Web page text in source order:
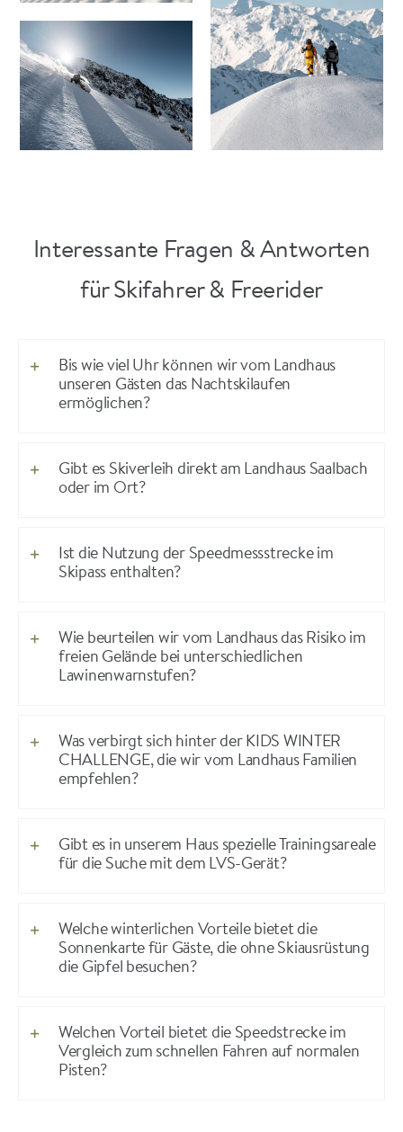
Interessante Fragen & Antworten
für Skifahrer & Freerider
Bis wie viel Uhr können wir vom Landhaus
unseren Gästen das Nachtskilaufen
ermöglichen?
Gibt es Skiverleih direkt am Landhaus Saalbach
oder im Ort?
Ist die Nutzung der Speedmessstrecke im
Skipass enthalten?
Wie beurteilen wir vom Landhaus das Risiko im
freien Gelände bei unterschiedlichen
Lawinenwarnstufen?
Was verbirgt sich hinter der KIDS WINTER
CHALLENGE, die wir vom Landhaus Familien
empfehlen?
Gibt es in unserem Haus spezielle Trainingsareale
für die Suche mit dem LVS-Gerät?
Welche winterlichen Vorteile bietet die
Sonnenkarte für Gäste, die ohne Skiausrüstung
die Gipfel besuchen?
Welchen Vorteil bietet die Speedstrecke im
Vergleich zum schnellen Fahren auf normalen
Pisten?